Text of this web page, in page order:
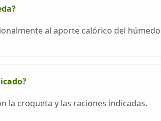
al aporte calórico del
la croqueta y las raciones indicadas.